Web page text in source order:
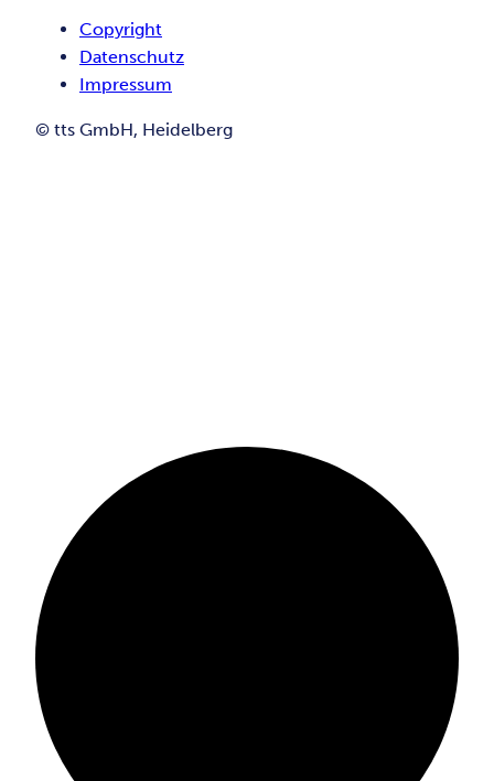
Copyright
Datenschutz
Impressum
© tts GmbH, Heidelberg